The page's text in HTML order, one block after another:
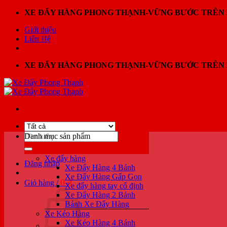
dung
XE ĐẨY HÀNG PHONG THẠNH-VỮNG BƯỚC
Giới thiệu
Liên Hệ
XE ĐẨY HÀNG PHONG THẠNH-VỮNG BƯỚC
Tìm
kiếm:
Đăng nhập
Giỏ hàng / 0₫
Danh mục sản phẩm
Xe đẩy hàng
Xe Đẩy Hàng 4 Bánh
Xe Đẩy Hàng Gấp Gọn
Xe đẩy hàng tay cố định
Xe Đẩy Hàng 2 Bánh
Bánh Xe Đẩy Hàng
Xe Kéo Hàng
Xe Kéo Hàng 4 Bánh